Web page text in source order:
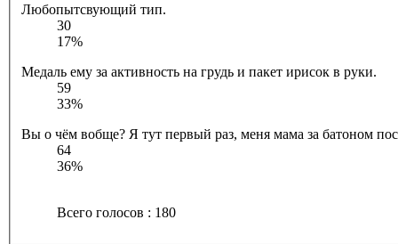
Любопытсвующий тип.
30
17%
Медаль ему за активность на грудь и пакет ирисок в руки.
59
33%
Вы о чём вобще? Я тут первый раз, меня мама за батоном
64
36%
Всего голосов : 180